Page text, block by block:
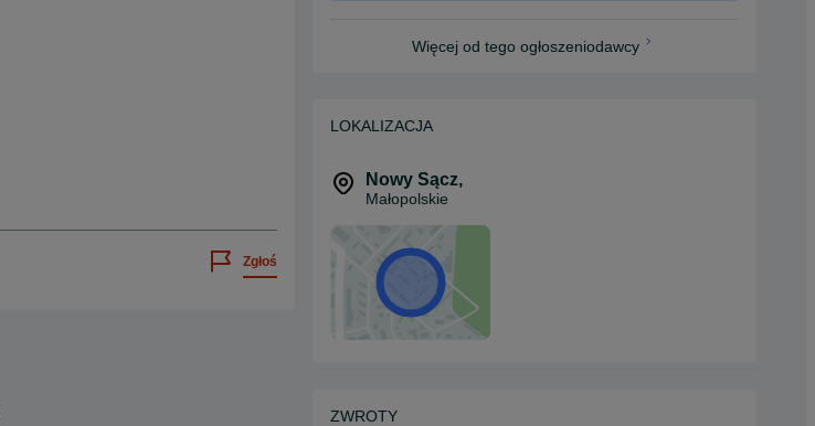
Zgłoś
Więcej od tego ogłoszeniodawcy
LOKALIZACJA
Nowy Sącz,
Małopolskie
ZWROTY